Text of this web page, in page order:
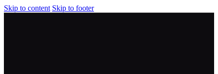
Skip to content Skip to footer